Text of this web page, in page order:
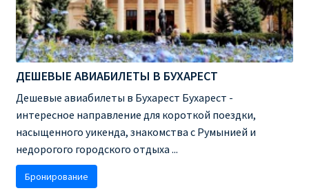
ДЕШЕВЫЕ АВИАБИЛЕТЫ В БУХАРЕСТ
Дешевые авиабилеты в Бухарест Бухарест -
интересное направление для короткой поездки,
насыщенного уикенда, знакомства с Румынией и
недорогого городского отдыха ...
Бронирование